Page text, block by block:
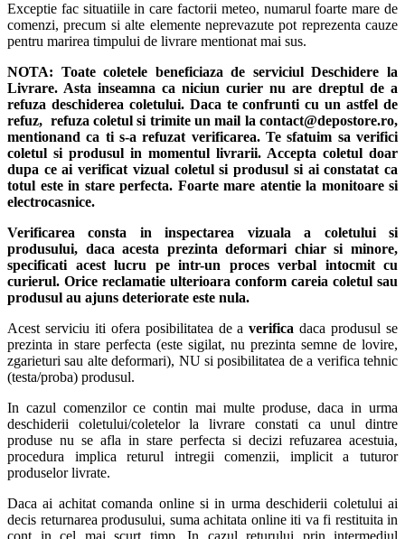
Exceptie fac situatiile in care factorii meteo, numarul foarte mare de
comenzi, precum si alte elemente neprevazute pot reprezenta cauze
pentru marirea timpului de livrare mentionat mai sus.
NOTA: Toate coletele beneficiaza de serviciul Deschidere la
Livrare. Asta inseamna ca niciun curier nu are dreptul de a
refuza deschiderea coletului. Daca te confrunti cu un astfel de
refuz, refuza coletul si trimite un mail la contact@depostore.ro,
mentionand ca ti s-a refuzat verificarea. Te sfatuim sa verifici
coletul si produsul in momentul livrarii. Accepta coletul doar
dupa ce ai verificat vizual coletul si produsul si ai constatat ca
totul este in stare perfecta. Foarte mare atentie la monitoare si
electrocasnice.
Verificarea consta in inspectarea vizuala a coletului si
produsului, daca acesta prezinta deformari chiar si minore,
specificati acest lucru pe intr-un proces verbal intocmit cu
curierul. Orice reclamatie ulterioara conform careia coletul sau
produsul au ajuns deteriorate este nula.
Acest serviciu iti ofera posibilitatea de averifica daca produsul se
prezinta in stare perfecta (este sigilat, nu prezinta semne de lovire,
zgarieturi sau alte deformari), NU si posibilitatea de a verifica tehnic
(testa/proba) produsul.
In cazul comenzilor ce contin mai multe produse, daca in urma
deschiderii coletului/coletelor la livrare constati ca unul dintre
produse nu se afla in stare perfecta si decizi refuzarea acestuia,
procedura implica returul intregii comenzii, implicit a tuturor
produselor livrate.
Daca ai achitat comanda online si in urma deschiderii coletului ai
decis returnarea produsului, suma achitata online iti va fi restituita in